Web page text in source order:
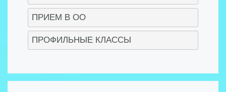
ПРИЕМ В ОО
ПРОФИЛЬНЫЕ КЛАССЫ